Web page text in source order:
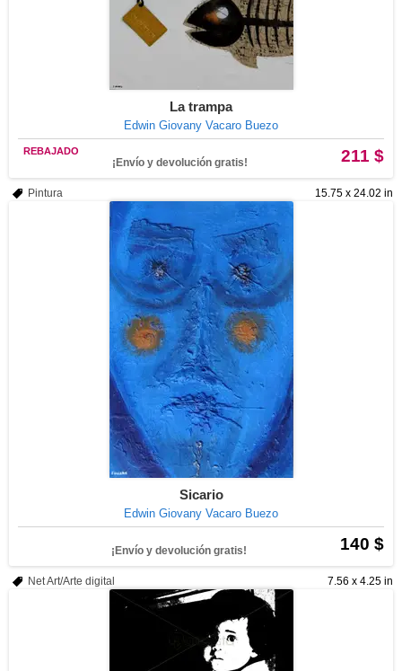
La trampa
Edwin Giovany Vacaro Buezo
211 $
REBAJADO
¡Envío y devolución gratis!
15.75 x 24.02 in
Pintura
Sicario
Edwin Giovany Vacaro Buezo
140 $
¡Envío y devolución gratis!
7.56 x 4.25 in
Net Art/Arte digital